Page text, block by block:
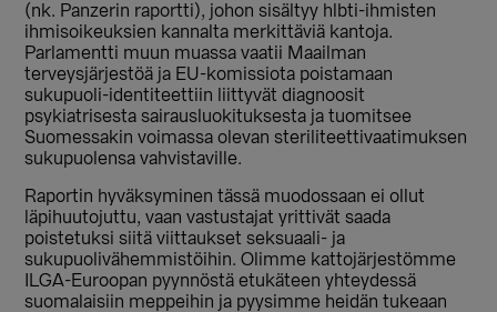
(nk. Panzerin raportti), johon sisältyy hlbti-ihmisten
ihmisoikeuksien kannalta merkittäviä kantoja.
Parlamentti muun muassa vaatii Maailman
terveysjärjestöä ja EU-komissiota poistamaan
sukupuoli-identiteettiin liittyvät diagnoosit
psykiatrisesta sairausluokituksesta ja tuomitsee
Suomessakin voimassa olevan steriliteettivaatimuksen
sukupuolensa vahvistaville.
Raportin hyväksyminen tässä muodossaan ei ollut
läpihuutojuttu, vaan vastustajat yrittivät saada
poistetuksi siitä viittaukset seksuaali- ja
sukupuolivähemmistöihin. Olimme kattojärjestömme
ILGA-Euroopan pyynnöstä etukäteen yhteydessä
suomalaisiin meppeihin ja pyysimme heidän tukeaan